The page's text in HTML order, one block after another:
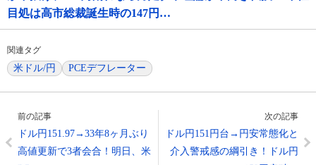
目処は高市総裁誕生時の147円…
関連タグ
米ドル/円 PCEデフレーター
前の記事
ドル円151.97→33年8ヶ月ぶり
高値更新で3者会合！明日、米
次の記事
ドル円151円台→円安常態化と
介入警戒感の綱引き！ドル円